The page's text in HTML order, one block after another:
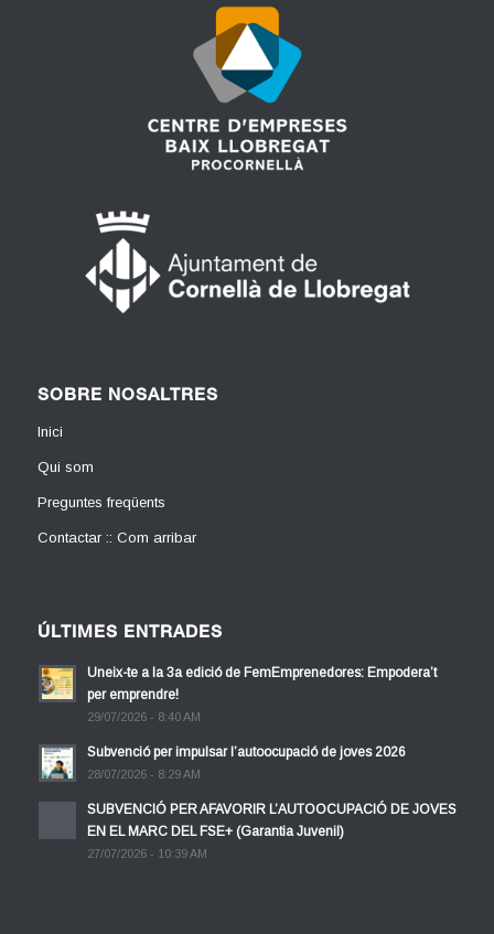
SOBRE NOSALTRES
Inici
Qui som
Preguntes freqüents
Contactar :: Com arribar
ÚLTIMES ENTRADES
Uneix-te a la 3a edició de FemEmprenedores: Empodera’t
per emprendre!
29/07/2026 - 8:40 AM
Subvenció per impulsar l’autoocupació de joves 2026
28/07/2026 - 8:29 AM
SUBVENCIÓ PER AFAVORIR L’AUTOOCUPACIÓ DE JOVES
EN EL MARC DEL FSE+ (Garantia Juvenil)
27/07/2026 - 10:39 AM